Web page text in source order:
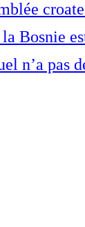
Bosnie
n’a pas